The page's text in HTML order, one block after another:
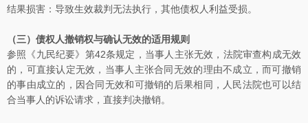
结果损害：导致生效裁判无法执行，其他债权人利益受损。
（三）债权人撤销权与确认无效的适用规则
参照《九民纪要》第42条规定，当事人主张无效，法院审查构成无效
的，可直接认定无效，当事人主张合同无效的理由不成立，而可撤销
的事由成立的，因合同无效和可撤销的后果相同，人民法院也可以结
合当事人的诉讼请求，直接判决撤销。